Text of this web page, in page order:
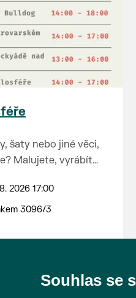
šaty nebo jiné věci,
Malujete, vyrábíte
která
vám ve
za pár
o příchod 30
2026 17:00
3096/3
Souhlas se